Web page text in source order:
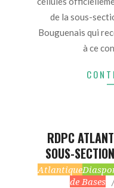
de la sous-
Bouguenais qui
à ce
RDPC
SOUS-
2023-
Atlantique
de Bases